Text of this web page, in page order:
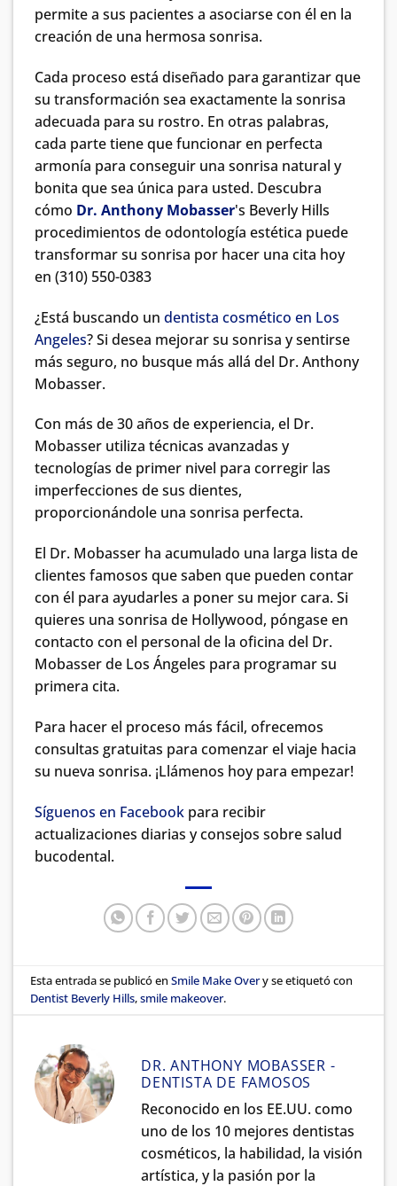
permite a sus pacientes a asociarse con él en la
creación de una hermosa sonrisa.
Cada proceso está diseñado para garantizar que
su transformación sea exactamente la sonrisa
adecuada para su rostro. En otras palabras,
cada parte tiene que funcionar en perfecta
armonía para conseguir una sonrisa natural y
bonita que sea única para usted. Descubra
cómo Dr. Anthony Mobasser's Beverly Hills
procedimientos de odontología estética puede
transformar su sonrisa por hacer una cita hoy
en (310) 550-0383
¿Está buscando un dentista cosmético en Los
Angeles? Si desea mejorar su sonrisa y sentirse
más seguro, no busque más allá del Dr. Anthony
Mobasser.
Con más de 30 años de experiencia, el Dr.
Mobasser utiliza técnicas avanzadas y
tecnologías de primer nivel para corregir las
imperfecciones de sus dientes,
proporcionándole una sonrisa perfecta.
El Dr. Mobasser ha acumulado una larga lista de
clientes famosos que saben que pueden contar
con él para ayudarles a poner su mejor cara. Si
quieres una sonrisa de Hollywood, póngase en
contacto con el personal de la oficina del Dr.
Mobasser de Los Ángeles para programar su
primera cita.
Para hacer el proceso más fácil, ofrecemos
consultas gratuitas para comenzar el viaje hacia
su nueva sonrisa. ¡Llámenos hoy para empezar!
Síguenos en Facebook para recibir
actualizaciones diarias y consejos sobre salud
bucodental.
Esta entrada se publicó enSmile Make Overy se etiquetó con
Dentist Beverly Hills,smile makeover.
DR. ANTHONY MOBASSER -
DENTISTA DE FAMOSOS
Reconocido en los EE.UU. como
uno de los 10 mejores dentistas
cosméticos, la habilidad, la visión
artística, y la pasión por la